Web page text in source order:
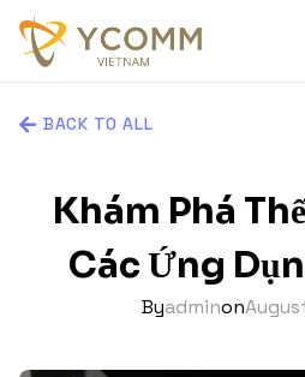
BACK TO ALL
Khám Phá
Các Ứng
Byadminon